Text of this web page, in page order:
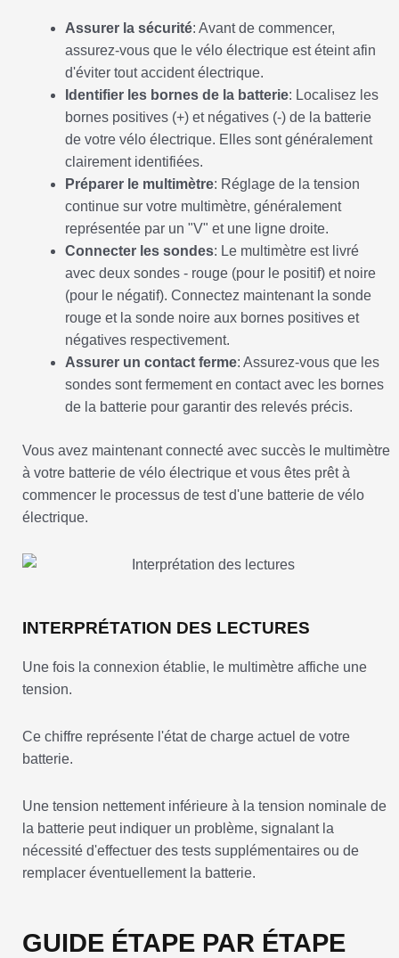
Assurer la sécurité: Avant de commencer,
assurez-vous que le vélo électrique est éteint afin
d'éviter tout accident électrique.
Identifier les bornes de la batterie: Localisez les
bornes positives (+) et négatives (-) de la batterie
de votre vélo électrique. Elles sont généralement
clairement identifiées.
Préparer le multimètre: Réglage de la tension
continue sur votre multimètre, généralement
représentée par un "V" et une ligne droite.
Connecter les sondes: Le multimètre est livré
avec deux sondes - rouge (pour le positif) et noire
(pour le négatif). Connectez maintenant la sonde
rouge et la sonde noire aux bornes positives et
négatives respectivement.
Assurer un contact ferme: Assurez-vous que les
sondes sont fermement en contact avec les bornes
de la batterie pour garantir des relevés précis.
Vous avez maintenant connecté avec succès le multimètre
à votre batterie de vélo électrique et vous êtes prêt à
commencer le processus de test d'une batterie de vélo
électrique.
INTERPRÉTATION DES LECTURES
Une fois la connexion établie, le multimètre affiche une
tension.
Ce chiffre représente l'état de charge actuel de votre
batterie.
Une tension nettement inférieure à la tension nominale de
la batterie peut indiquer un problème, signalant la
nécessité d'effectuer des tests supplémentaires ou de
remplacer éventuellement la batterie.
GUIDE ÉTAPE PAR ÉTAPE